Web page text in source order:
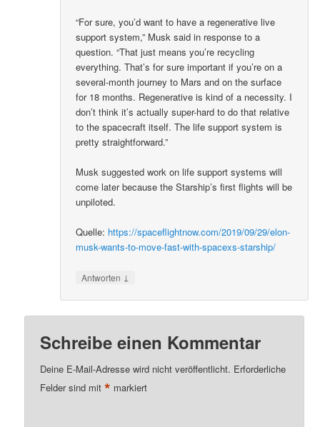
“For sure, you’d want to have a regenerative live
support system,” Musk said in response to a
question. “That just means you’re recycling
everything. That’s for sure important if you’re on a
several-month journey to Mars and on the surface
for 18 months. Regenerative is kind of a necessity. I
don’t think it’s actually super-hard to do that relative
to the spacecraft itself. The life support system is
pretty straightforward.”
Musk suggested work on life support systems will
come later because the Starship’s first flights will be
unpiloted.
Quelle: https://spaceflightnow.com/2019/09/29/elon-
musk-wants-to-move-fast-with-spacexs-starship/
Antworten ↓
Schreibe einen Kommentar
Deine E-Mail-Adresse wird nicht veröffentlicht. Erforderliche
Felder sind mit* markiert